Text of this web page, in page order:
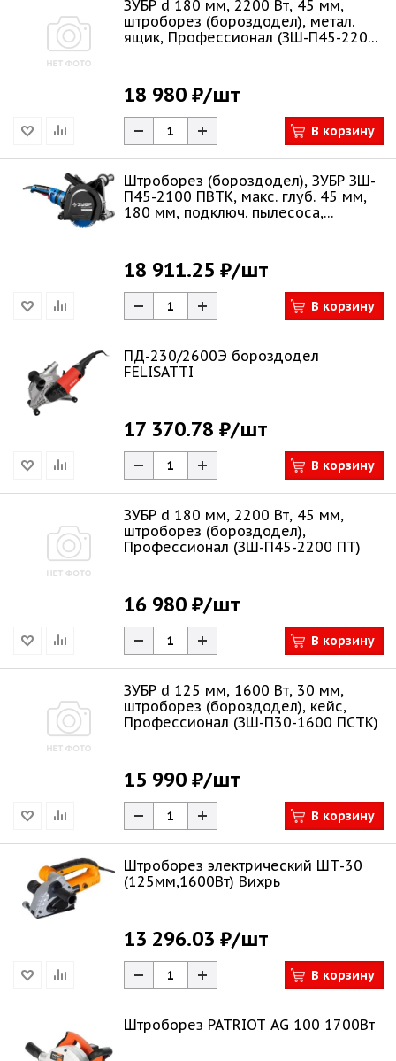
ЗУБР d 180 мм, 2200 Вт, 45 мм,
штроборез (бороздодел), метал.
ящик, Профессионал (ЗШ-П45-2200
18 980 ₽/шт
В корзину
Штроборез (бороздодел), ЗУБР ЗШ-
П45-2100 ПВТК, макс. глуб. 45 мм,
180 мм, подключ. пылесоса,
18 911.25 ₽/шт
В корзину
ПД-230/2600Э бороздодел
FELISATTI
17 370.78 ₽/шт
В корзину
ЗУБР d 180 мм, 2200 Вт, 45 мм,
штроборез (бороздодел),
Профессионал (ЗШ-П45-2200 ПТ)
16 980 ₽/шт
В корзину
ЗУБР d 125 мм, 1600 Вт, 30 мм,
штроборез (бороздодел), кейс,
Профессионал (ЗШ-П30-1600 ПСТК)
15 990 ₽/шт
В корзину
Штроборез электрический ШТ-30
(125мм,1600Вт) Вихрь
13 296.03 ₽/шт
В корзину
Штроборез PATRIOT AG 100 1700Вт